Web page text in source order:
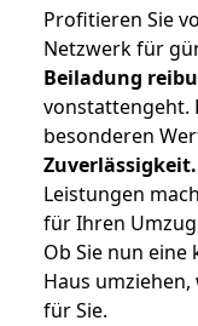
Profitieren Sie
Netzwerk für
Beiladung
vonstattengeht.
besonderen
Zuverlässigkeit.
Leistungen
für Ihren
Ob Sie nun
Haus
für Sie.